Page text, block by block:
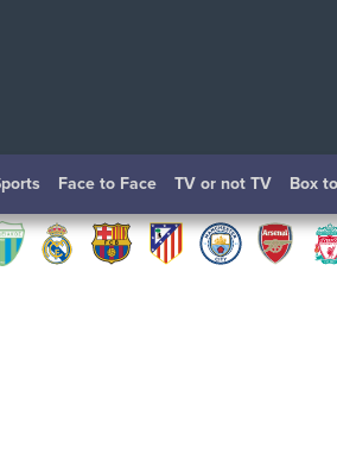
Face to Face TV or not TV Box